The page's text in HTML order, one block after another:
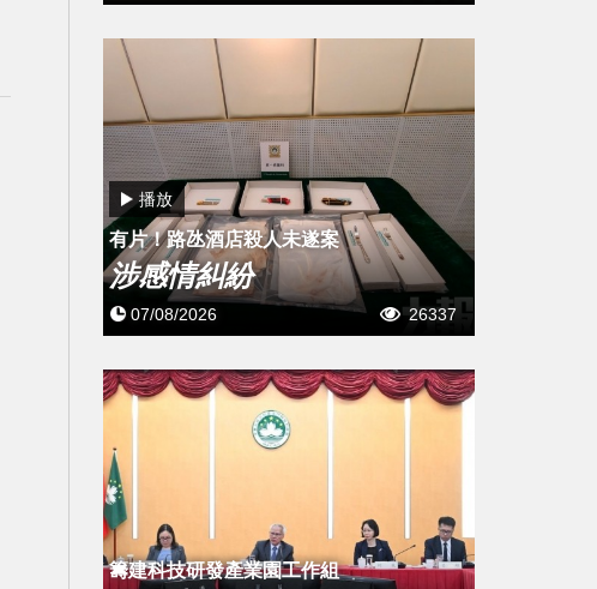
播放
有片！路氹酒店殺人未遂案
涉感情糾紛
07/08/2026 26337
籌建科技研發產業園工作組